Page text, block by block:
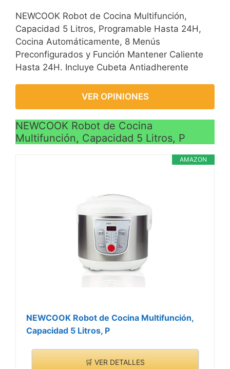
NEWCOOK Robot de Cocina Multifunción,
Capacidad 5 Litros, Programable Hasta 24H,
Cocina Automáticamente, 8 Menús
Preconfigurados y Función Mantener Caliente
Hasta 24H. Incluye Cubeta Antiadherente
VER OPINIONES
NEWCOOK Robot de Cocina
Multifunción, Capacidad 5 Litros, P
AMAZON
NEWCOOK Robot de Cocina Multifunción,
Capacidad 5 Litros, P
🛒 VER DETALLES